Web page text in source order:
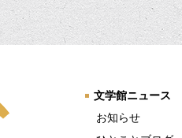
文学館ニュース
お知らせ